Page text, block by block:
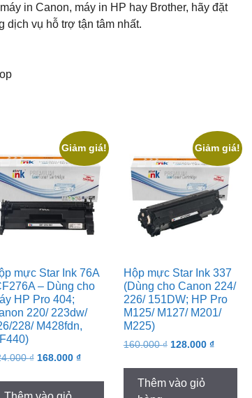
in Canon, máy in HP hay Brother, hãy đặt
dịch vụ hỗ trợ tận tâm nhất.
Giảm giá!
mực Star Ink 76A
– Dùng cho
HP Pro 404;
220/ 223dw/
228/ M428fdn,
₫ Original
168.000 ₫Current
Giảm giá!
Hộp mực Star Ink 337
(Dùng cho Canon 224/
226/ 151DW; HP Pro
M125/ M127/ M201/
M225)
160.000₫ Original
160.000 ₫.
128.000 ₫Current
Thêm vào giỏ